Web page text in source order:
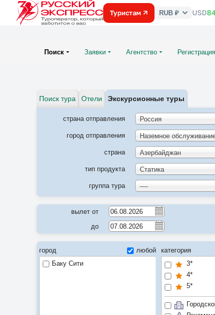
Туристам
Курс
RUB ₽ USD
Поиск Заявки Агентство Регистрация
Поиск тура Отели Экскурсионные туры
страна отправления Россия
город отправления Наземное
страна Азербайджан
тип продукта Статика
группа тура ----
вылет от
до
город
любой
Баку Сити
категория
3*
4*
5*